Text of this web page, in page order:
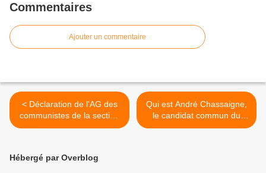
Commentaires
Ajouter un commentaire
< Déclaration de l'AG des
communistes de la section
de Pierre-Bénite le 17 juillet
Qui est André Chassaigne,
le candidat commun du
Nouveau Front populaire
Hébergé par Overblog